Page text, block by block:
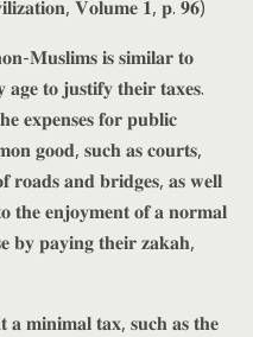
𝐕𝐨𝐥𝐮𝐦𝐞 𝟏, 𝐩. 𝟗𝟔)
𝐌𝐮𝐬𝐥𝐢𝐦𝐬 𝐢𝐬 𝐬𝐢𝐦𝐢𝐥𝐚𝐫 𝐭𝐨
𝐭𝐨 𝐣𝐮𝐬𝐭𝐢𝐟𝐲 𝐭𝐡𝐞𝐢𝐫 𝐭𝐚𝐱𝐞𝐬.
𝐞𝐱𝐩𝐞𝐧𝐬𝐞𝐬 𝐟𝐨𝐫 𝐩𝐮𝐛𝐥𝐢𝐜
𝐠𝐨𝐨𝐝, 𝐬𝐮𝐜𝐡 𝐚𝐬 𝐜𝐨𝐮𝐫𝐭𝐬,
𝐫𝐨𝐚𝐝𝐬 𝐚𝐧𝐝 𝐛𝐫𝐢𝐝𝐠𝐞𝐬, 𝐚𝐬 𝐰𝐞𝐥𝐥
𝐭𝐡𝐞 𝐞𝐧𝐣𝐨𝐲𝐦𝐞𝐧𝐭 𝐨𝐟 𝐚 𝐧𝐨𝐫𝐦𝐚𝐥
𝐛𝐲 𝐩𝐚𝐲𝐢𝐧𝐠 𝐭𝐡𝐞𝐢𝐫 𝐳𝐚𝐤𝐚𝐡,
𝐚 𝐦𝐢𝐧𝐢𝐦𝐚𝐥 𝐭𝐚𝐱, 𝐬𝐮𝐜𝐡 𝐚𝐬 𝐭𝐡𝐞